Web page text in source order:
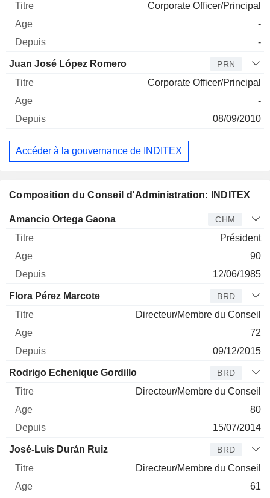
Corporate Officer/Principal
-
-
Juan José López Romero PRN
Corporate Officer/Principal
-
08/09/2010
Accéder à la gouvernance de INDITEX
Composition du Conseil d'Administration: INDITEX
Administrateur Titre Age
Amancio Ortega Gaona CHM
Président
90
12/06/1985
Flora Pérez Marcote BRD
Directeur/Membre du Conseil
72
09/12/2015
Rodrigo Echenique Gordillo BRD
Directeur/Membre du Conseil
80
15/07/2014
José-Luis Durán Ruiz BRD
Directeur/Membre du Conseil
61